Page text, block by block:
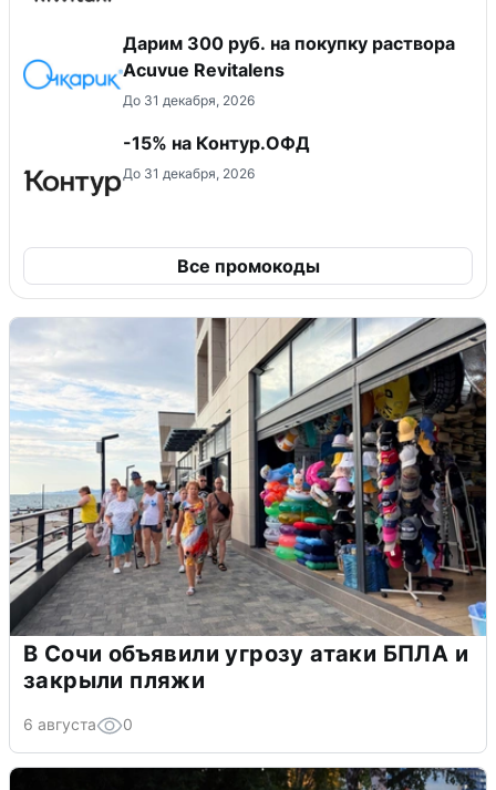
Дарим 300 руб. на покупку раствора
Acuvue Revitalens
До 31 декабря, 2026
-15% на Контур.ОФД
До 31 декабря, 2026
Все промокоды
В Сочи объявили угрозу атаки БПЛА и
закрыли пляжи
6 августа 0